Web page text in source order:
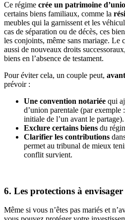
Ce régime crée un patrimoine
certains biens familiaux, comme la
meubles qui la garnissent et les
cas de séparation ou de décès, ces
les conjoints, même sans mariage.
aussi de nouveaux droits
biens en l’absence de testament.
Pour éviter cela, un couple peut,
prévoir :
Une convention notariée qui
d’union parentale (par
initiale de l’un avant le partage).
Exclure certains biens du
Clarifier les contributions
permet au tribunal de mieux
conflit survient.
6. Les protections à envisager
Même si vous n’êtes pas mariés et